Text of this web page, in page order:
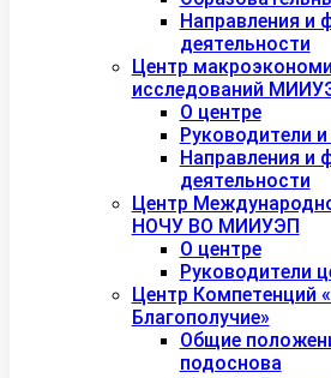
Направления и
деятельности
Центр
исследований
О центре
Руководители
Направления и
деятельности
Центр
НОЧУ ВО МИИУЭП
О центре
Руководители
Центр Компетенций
Благополучие»
Общие
подоснова